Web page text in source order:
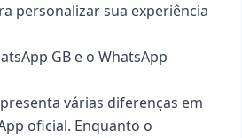
personalizar sua experiência
GB e o WhatsApp
várias diferenças em
oficial. Enquanto o